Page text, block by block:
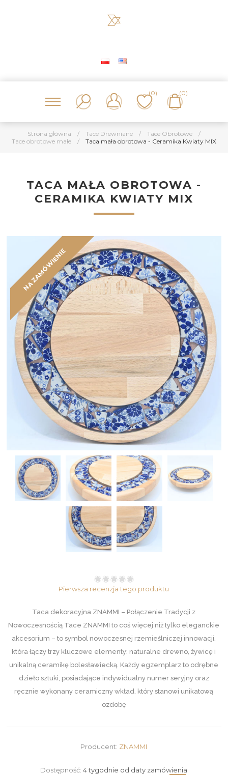
(0) (0)
Strona główna / Tace Drewniane / Tace Obrotowe
/
Tace obrotowe małe
/ Taca mała obrotowa - Ceramika Kwiaty MIX
TACA MAŁA OBROTOWA -
CERAMIKA KWIATY MIX
NA ZAMÓWIENIE
Pierwsza recenzja tego produktu
Taca dekoracyjna ZNAMMI – Połączenie Tradycji z
Nowoczesnością Tace ZNAMMI to coś więcej niż tylko eleganckie
akcesorium – to symbol nowoczesnej rzemieślniczej innowacji,
która łączy trzy kluczowe elementy: naturalne drewno, żywicę i
unikalną ceramikę bolesławiecką. Każdy egzemplarz to odrębne
dzieło sztuki, posiadające indywidualny numer seryjny oraz
ręcznie wykonany ceramiczny wkład, który stanowi unikatową
ozdobę
Producent: ZNAMMI
Dostępność: 4 tygodnie od daty zamówienia